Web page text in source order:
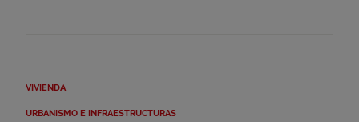
VIVIENDA
URBANISMO E INFRAESTRUCTURAS